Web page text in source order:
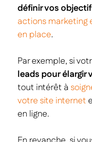
définir vos
actions
en place.
Par exemple, si
leads pour élargir
tout intérêt à
votre site internet
en ligne.